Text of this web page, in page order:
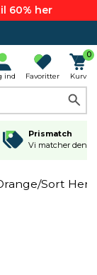
60% her
ind Favoritter
0
Kurv
Prismatch
Vi matcher den
Sort